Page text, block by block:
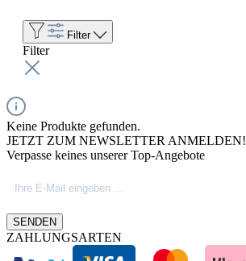
Filter
Filter
Keine Produkte gefunden.
JETZT ZUM NEWSLETTER ANMELDEN!
Verpasse keines unserer Top-Angebote
SENDEN
ZAHLUNGSARTEN